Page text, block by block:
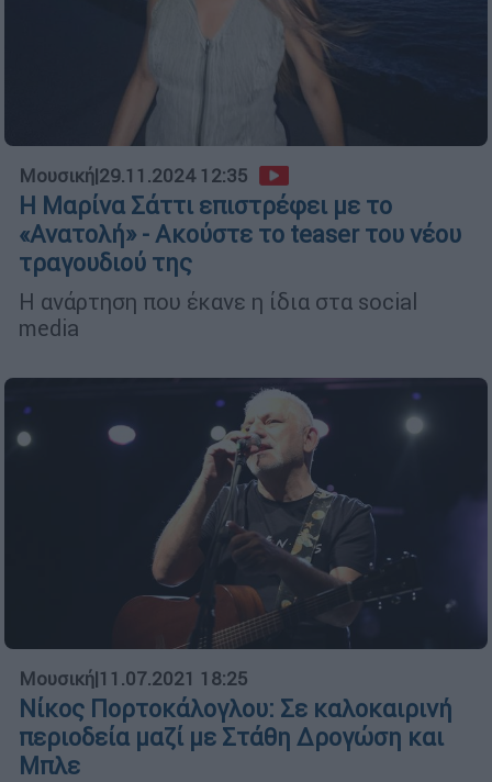
Μουσική|29.11.2024 12:35
Η Μαρίνα Σάττι επιστρέφει με το
«Ανατολή» - Ακούστε το teaser του νέου
τραγουδιού της
Η ανάρτηση που έκανε η ίδια στα social
media
Μουσική|11.07.2021 18:25
Νίκος Πορτοκάλογλου: Σε καλοκαιρινή
περιοδεία μαζί με Στάθη Δρογώση και
Μπλε